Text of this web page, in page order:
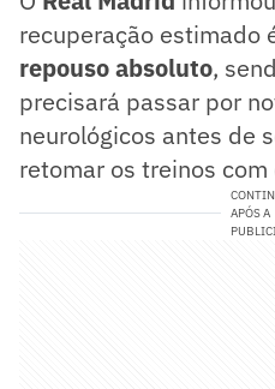
recuperação estimado
repouso absoluto,
precisará passar por
neurológicos antes de
retomar os treinos
APÓS A